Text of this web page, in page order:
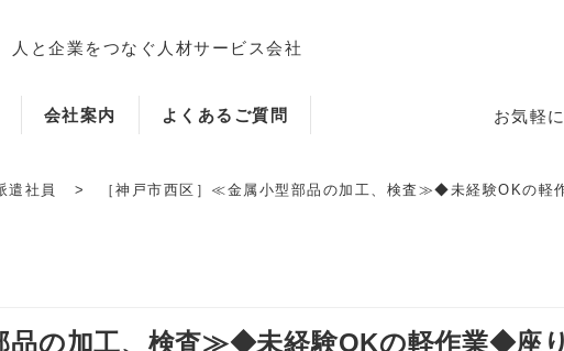
人と企業をつなぐ人材サービス会社
会社案内 よくあるご質問 お気軽
ホーム
遣社員 ［神戸市西区］≪金属小型部品の加工、検査≫◆未経験OKの
品の加工、検査≫◆未経験OKの軽作業◆座